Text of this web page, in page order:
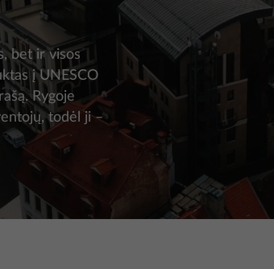
bet ir visos
į UNESCO
Rygoje
todėl ji –